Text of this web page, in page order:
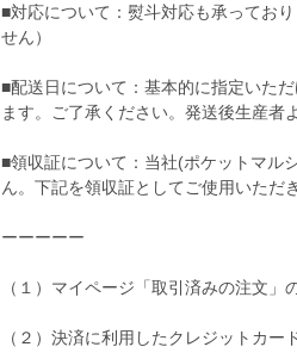
■対応について：熨斗対応も承ってお
せん）
■配送日について：基本的に指定いた
ます。ご了承ください。発送後生産者
■領収証について：当社(ポケットマル
ん。下記を領収証としてご使用いただ
ーーーーー
（１）マイページ「取引済みの注文」
（２）決済に利用したクレジットカ